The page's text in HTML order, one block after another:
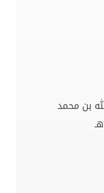
بن محمد